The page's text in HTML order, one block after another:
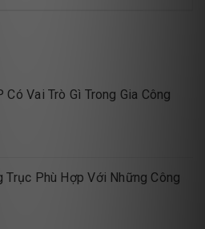
Có Vai Trò Gì Trong Gia Công
Trục Phù Hợp Với Những Công